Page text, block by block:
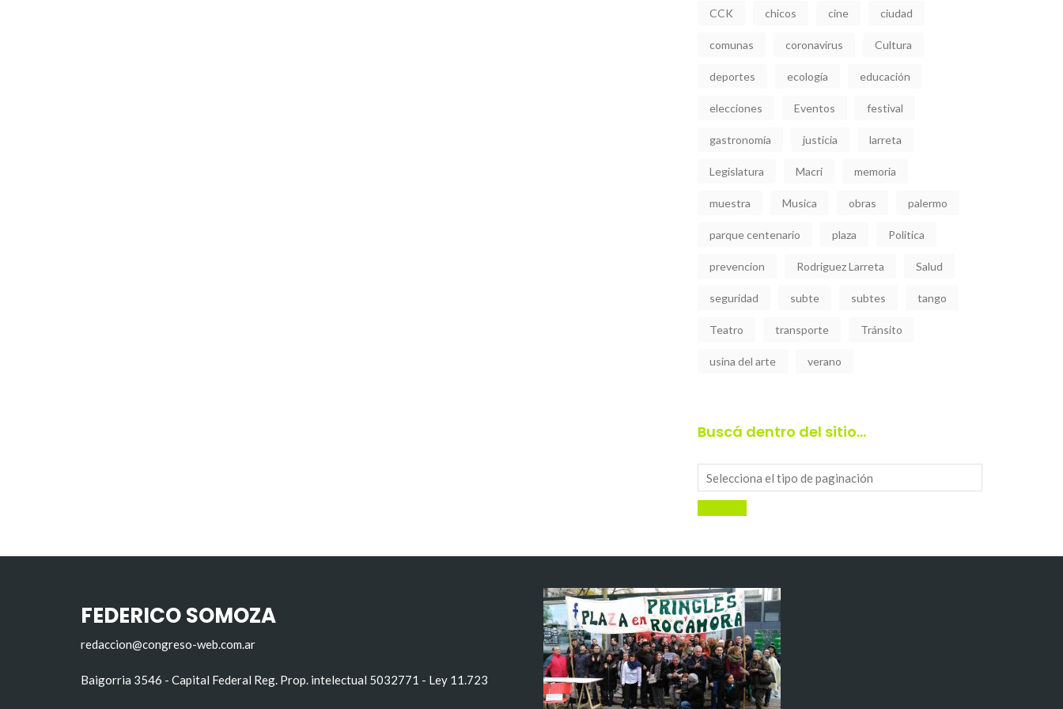
CCK chicos cine ciudad
comunas coronavirus Cultura
deportes ecología educación
elecciones Eventos festival
gastronomía justicia larreta
Legislatura Macri memoria
muestra Musica obras palermo
parque centenario plaza Politica
prevencion Rodriguez Larreta Salud
seguridad subte subtes tango
Teatro transporte Tránsito
usina del arte verano
Buscá dentro del sitio…
FEDERICO SOMOZA
redaccion@congreso-web.com.ar
Baigorria 3546 - Capital Federal Reg. Prop. intelectual 5032771 - Ley 11.723